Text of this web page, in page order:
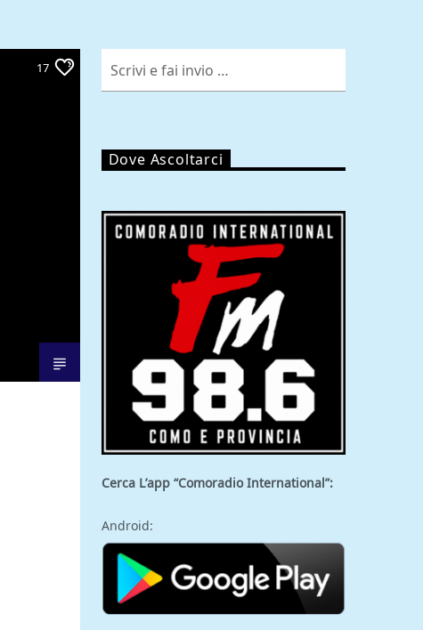
17
Dove Ascoltarci
Cerca L’app “Comoradio International”:
Android: